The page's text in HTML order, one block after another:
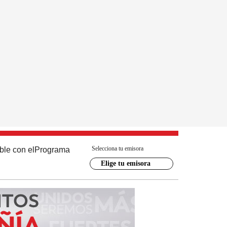
con el Programa Selecciona tu emisora
Elige tu emisora